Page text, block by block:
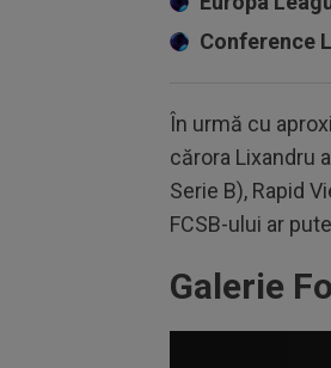
Conference
În urmă cu
cărora Lixandru
Serie B), Rapid
FCSB-ului ar
Galerie